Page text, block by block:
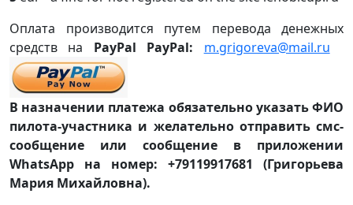
Оплата производится путем перевода денежных
средств на PayPal PayPal: m.grigoreva@mail.ru
В назначении платежа обязательно указать ФИО
пилота-участника и желательно отправить смс-
сообщение или сообщение в приложении
WhatsApp на номер: +79119917681 (Григорьева
Мария Михайловна).